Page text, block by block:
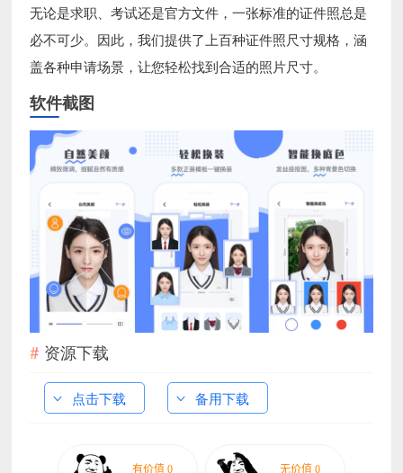
无论是求职、考试还是官方文件，一张标准的证件照总是
必不可少。因此，我们提供了上百种证件照尺寸规格，涵
盖各种申请场景，让您轻松找到合适的照片尺寸。
软件截图
资源下载
点击下载 备用下载